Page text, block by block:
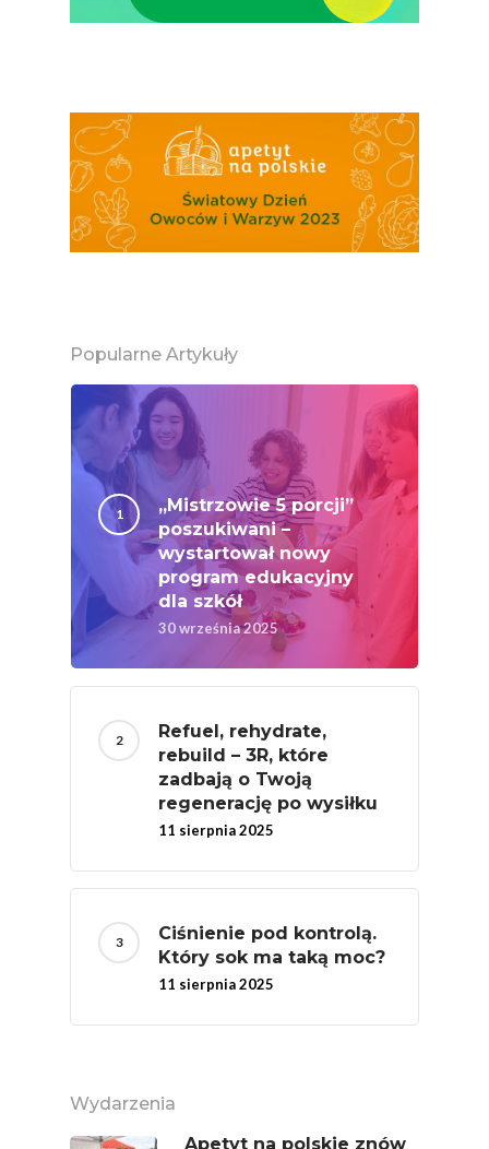
Popularne Artykuły
„Mistrzowie 5 porcji”
poszukiwani –
wystartował nowy
program edukacyjny
dla szkół
30 września 2025
Refuel, rehydrate,
rebuild – 3R, które
zadbają o Twoją
regenerację po wysiłku
11 sierpnia 2025
Ciśnienie pod kontrolą.
Który sok ma taką moc?
11 sierpnia 2025
Wydarzenia
Apetyt na polskie znów